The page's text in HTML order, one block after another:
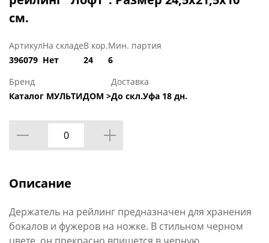
см.
Артикул
396079
На складе
Нет
В кор.
24
Мин. партия
6
Бренд
Каталог МУЛЬТИДОМ >
Доставка
До скл.Уфа 18 дн.
Описание
Держатель на рейлинг предназначен для хранения
бокалов и фужеров на ножке. В стильном черном